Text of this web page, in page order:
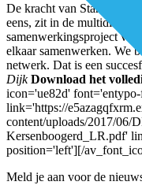
De kracht van Stand-by,
eens, zit in de
samenwerkingsproject van
elkaar samenwerken. We
netwerk. Dat is een
Dijk Download het
icon='ue82d'
link='https://
content/uploads/2017/06/
Kersenboogerd_LR.pdf'
position='left'][/
Meld je aan voor de